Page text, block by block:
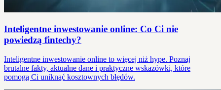
Inteligentne inwestowanie online: Co Ci nie
powiedzą fintechy?
Inteligentne inwestowanie online to więcej niż hype. Poznaj
brutalne fakty, aktualne dane i praktyczne wskazówki, które
pomogą Ci uniknąć kosztownych błędów.